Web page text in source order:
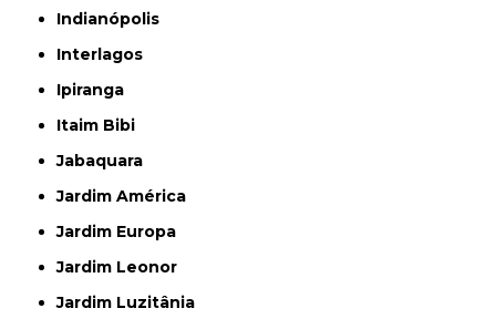
Indianópolis
Interlagos
Ipiranga
Itaim Bibi
Jabaquara
Jardim América
Jardim Europa
Jardim Leonor
Jardim Luzitânia